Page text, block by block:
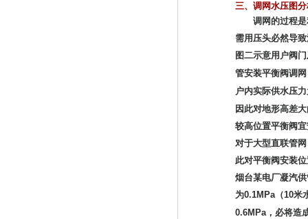
三、 调网水压图
调网的过程是
需用压头必然导
图二示意用户阀
管安装平衡阀调
户内实际供水压
因此对地形高差
较高位置平衡阀
对于大型直联管
此对平衡阀安装
烟台某电厂凝汽
为0.1MPa（10米
0.6MPa，必将造